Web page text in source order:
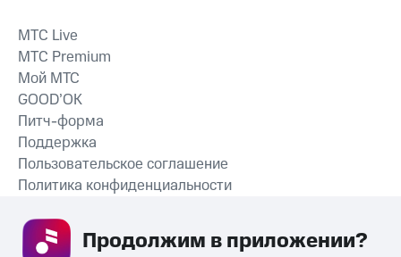
СКАЧАТЬ ПРИЛОЖЕНИЕ
MTС Live
MTС Premium
Мой МТС
GOOD’OK
Питч-форма
Поддержка
Пользовательское соглашение
Политика конфиденциальности